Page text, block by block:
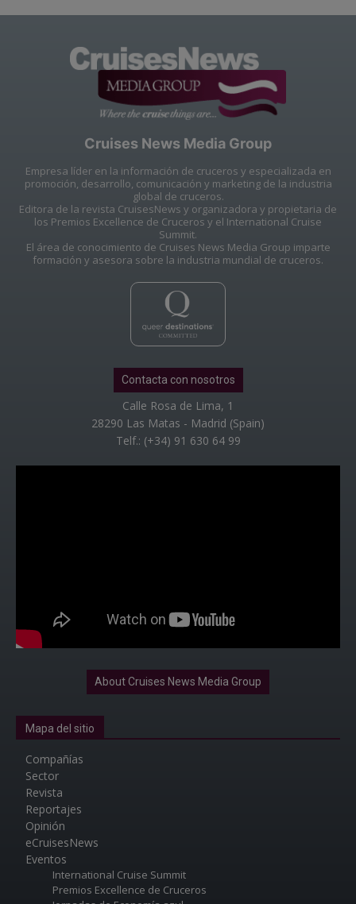
Cruises News Media Group
Empresa líder en la información de cruceros y especializada en
promoción, desarrollo, comunicación y marketing de la industria
global de cruceros.
Editora de la revista CruisesNews y organizadora y propietaria de
los Premios Excellence de Cruceros y el International Cruise
Summit.
El área de conocimiento de Cruises News Media Group imparte
formación y asesora sobre la industria mundial de cruceros.
Contacta con nosotros
Calle Rosa de Lima, 1
28290 Las Matas - Madrid (Spain)
Telf.: (+34) 91 630 64 99
About Cruises News Media Group
Mapa del sitio
Compañías
Sector
Revista
Reportajes
Opinión
eCruisesNews
Eventos
International Cruise Summit
Premios Excellence de Cruceros